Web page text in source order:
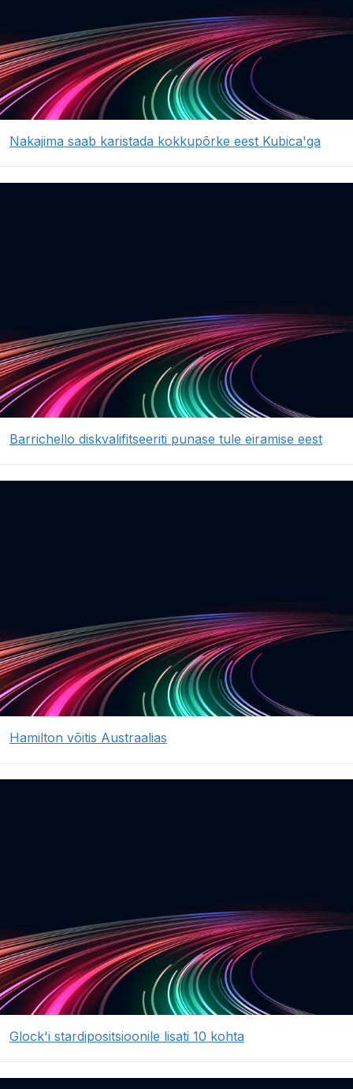
Nakajima saab karistada kokkupõrke eest Kubica'ga
Barrichello diskvalifitseeriti punase tule eiramise eest
Hamilton võitis Austraalias
Glock'i stardipositsioonile lisati 10 kohta